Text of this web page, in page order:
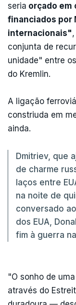
seria orçado em
financiados por
internacionais"
conjunta de
unidade" entre
do Kremlin.
A ligação
constriuda em
ainda.
Dmitriev, que
de charme
laços entre
na noite de
conversado
dos EUA,
fim à guerra
"O sonho de
através do